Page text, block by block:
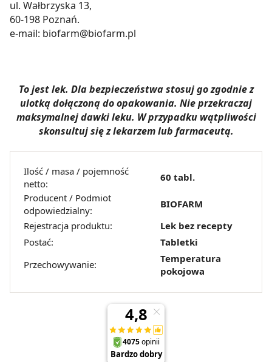
ul. Wałbrzyska 13,
60-198 Poznań.
e-mail: biofarm@biofarm.pl
To jest lek. Dla bezpieczeństwa stosuj go zgodnie z
ulotką dołączoną do opakowania. Nie przekraczaj
maksymalnej dawki leku. W przypadku wątpliwości
skonsultuj się z lekarzem lub farmaceutą.
Ilość / masa / pojemność
netto:
60 tabl.
Producent / Podmiot
odpowiedzialny:
BIOFARM
Rejestracja produktu:
Lek bez recepty
Postać:
Tabletki
Przechowywanie:
Temperatura
pokojowa